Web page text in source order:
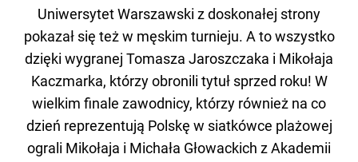
Uniwersytet Warszawski z doskonałej strony
pokazał się też w męskim turnieju. A to wszystko
dzięki wygranej Tomasza Jaroszczaka i Mikołaja
Kaczmarka, którzy obronili tytuł sprzed roku! W
wielkim finale zawodnicy, którzy również na co
dzień reprezentują Polskę w siatkówce plażowej
ograli Mikołaja i Michała Głowackich z Akademii